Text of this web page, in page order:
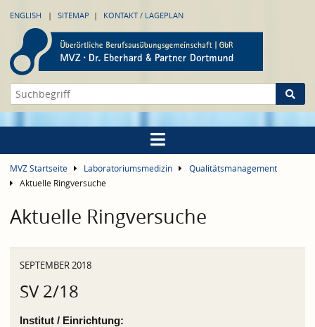
ENGLISH SITEMAP KONTAKT / LAGEPLAN
MVZ Startseite Laboratoriumsmedizin
Qualitätsmanagement
Aktuelle Ringversuche
Aktuelle Ringversuche
SEPTEMBER 2018
SV 2/18
Institut / Einrichtung: